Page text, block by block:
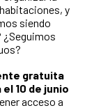
y
siendo
¿Seguimos
gratuita
10 de junio
acceso a